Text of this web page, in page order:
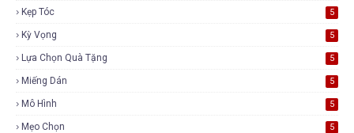
Kẹp Tóc 5
Kỳ Vọng 5
Lựa Chọn Quà Tặng 5
Miếng Dán 5
Mô Hình 5
Mẹo Chọn 5